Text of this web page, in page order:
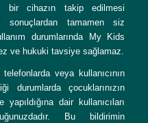
bir cihazın takip edilmesi
sonuçlardan tamamen siz
durumlarında My Kids
ve hukuki tavsiye sağlamaz.
veya kullanıcının
durumlarda çocuklarınızın
dair kullanıcıları
Bu bildirimin